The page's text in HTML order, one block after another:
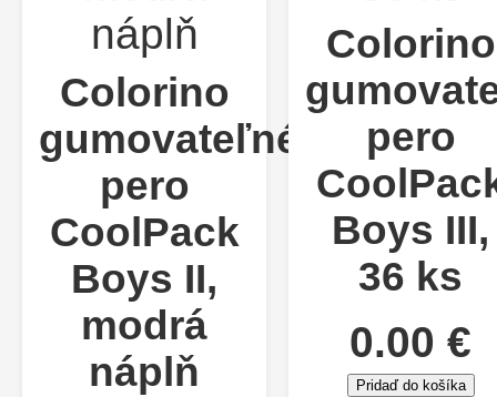
Colorino
gumovateľné
pero
CoolPack
Boys II,
modrá
náplň
Colorino
pero
Boys III,
36 ks
0.00 €
Pridaď do košíka